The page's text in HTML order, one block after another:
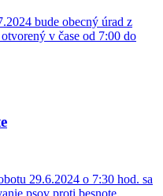
bude obecný úrad z
v čase od 7:00 do
29.6.2024 o 7:30 hod. sa
psov proti besnote.